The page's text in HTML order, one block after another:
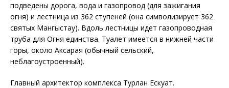
подведены дорога, вода и газопровод (для зажигания
огня) и лестница из 362 ступеней (она символизирует 362
святых Мангыстау). Вдоль лестницы идет газопроводная
труба для Огня единства. Туалет имеется в нижней части
горы, около Аксарая (обычный сельский,
неблагоустроенный).
Главный архитектор комплекса Турлан Ескуат.